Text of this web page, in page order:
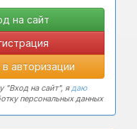
авторизации
"Вход на сайт", ядаю
персональных данных